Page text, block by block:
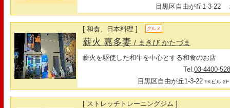
目黒区自由が丘1-3-22
[ 和食、日本料理 ] グルメ
薪火 嘉多妻/ まきび かたづま
薪火を駆使した和牛を中心とする和食のお店
Tel.03-4400-
目黒区自由が丘1-3-22 TKビル 2F
[ ストレッチトレーニングジム ]